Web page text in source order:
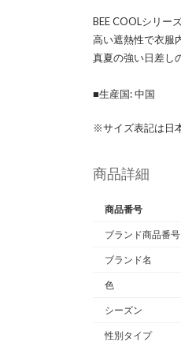
BEE COOLシリーズ
高い遮熱性で衣服
真夏の強い日差し
■生産国: 中国
※サイズ表記は日
商品詳細
商品番号
ブランド商品番号
ブランド名
色
シーズン
性別タイプ